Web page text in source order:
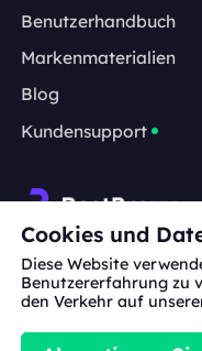
Benutzerhandbuch
Markenmaterialien
Blog
Kundensupport
Zusammenarbeit:
Cookies und
Diese Website
Benutzererfahrung zu
den Verkehr auf